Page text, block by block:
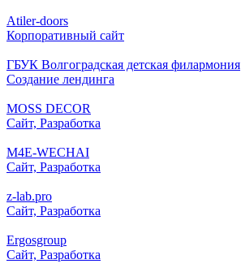
Atiler-doors
Корпоративный сайт
ГБУК Волгоградская детская филармония
Создание лендинга
MOSS DECOR
Сайт, Разработка
M4E-WECHAI
Сайт, Разработка
z-lab.pro
Сайт, Разработка
Ergosgroup
Сайт, Разработка